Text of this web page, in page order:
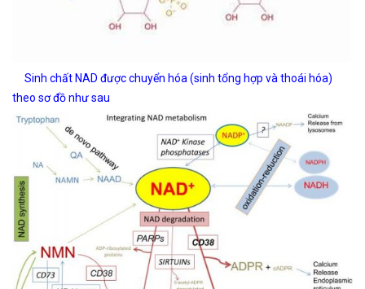
Sinh chất NAD được chuyển hóa (sinh tổng hợp và thoái hóa)
theo sơ đồ như sau